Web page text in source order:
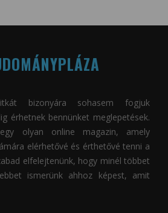
bizonyára sohasem fogjuk
érhetnek bennünket meglepetések.
olyan online magazin, amely
elérhetővé és érthetővé tenni a
elfelejtenünk, hogy minél többet
ismerünk ahhoz képest, amit